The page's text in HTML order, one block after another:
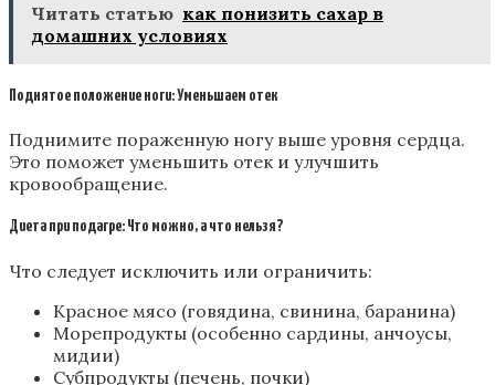
Читать статью как понизить сахар в
домашних условиях
Поднятое положение ноги: Уменьшаем отек
Поднимите пораженную ногу выше уровня сердца.
Это поможет уменьшить отек и улучшить
кровообращение.
Диета при подагре: Что можно, а что нельзя?
Что следует исключить или ограничить:
Красное мясо (говядина, свинина, баранина)
Морепродукты (особенно сардины, анчоусы,
мидии)
Субпродукты (печень, почки)